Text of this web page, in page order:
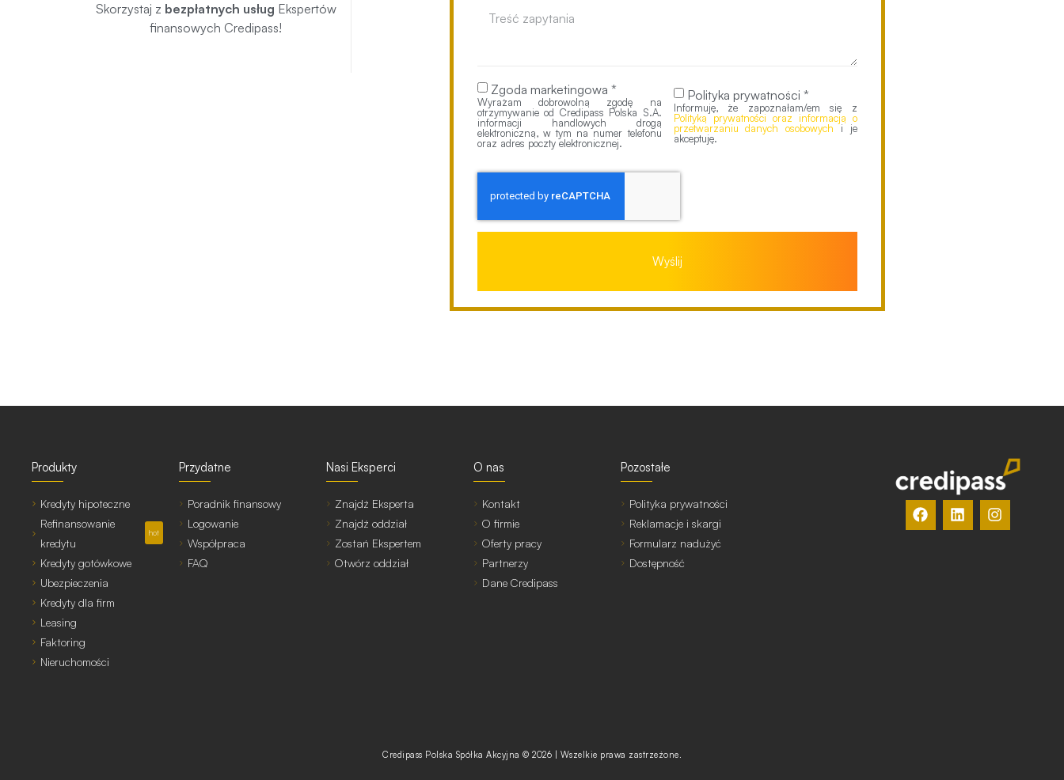
Skorzystaj z bezpłatnych usług Ekspertów
finansowych Credipass!
Zgoda marketingowa *
Wyrażam dobrowolną zgodę na
otrzymywanie od Credipass Polska S.A.
informacji handlowych drogą
elektroniczną, w tym na numer telefonu
oraz adres poczty elektronicznej.
Polityka prywatności *
Informuję, że zapoznałam/em się z
Polityką prywatności oraz informacją o
przetwarzaniu danych osobowych i je
akceptuję.
Wyślij
Produkty
Kredyty hipoteczne
Refinansowanie
kredytu
hot
Kredyty gotówkowe
Ubezpieczenia
Kredyty dla firm
Leasing
Faktoring
Nieruchomości
Przydatne
Poradnik finansowy
Logowanie
Współpraca
FAQ
Nasi Eksperci
Znajdź Eksperta
Znajdź oddział
Zostań Ekspertem
Otwórz oddział
O nas
Kontakt
O firmie
Oferty pracy
Partnerzy
Dane Credipass
Pozostałe
Polityka prywatności
Reklamacje i skargi
Formularz nadużyć
Dostępność
Credipass Polska Spółka Akcyjna © 2026 | Wszelkie prawa zastrzeżone.